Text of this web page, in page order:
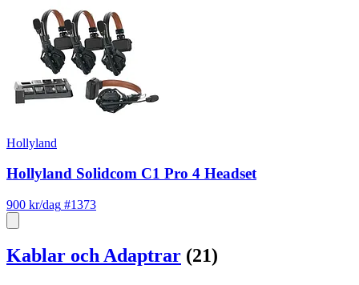
Hollyland
Hollyland Solidcom C1 Pro 4 Headset
900 kr/dag #1373
Kablar och Adaptrar (21)